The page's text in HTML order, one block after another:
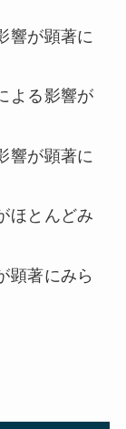
響が顕著に
よる影響が
響が顕著に
ほとんどみ
顕著にみら